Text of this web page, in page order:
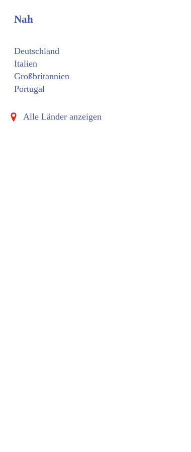
Nah
Deutschland
Italien
Großbritannien
Portugal
Alle Länder anzeigen